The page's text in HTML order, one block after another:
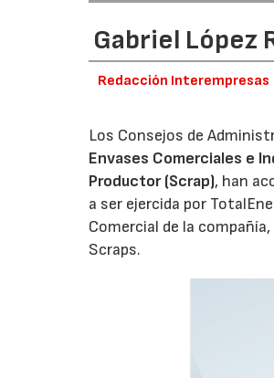
Gabriel López
Redacción Interempresas
Los Consejos de
Envases Comerciales e
Productor (Scrap), han
a ser ejercida por
Comercial de la
Scraps.